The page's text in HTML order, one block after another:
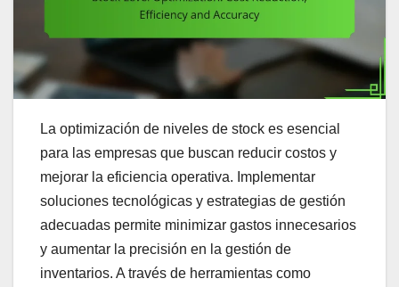
La optimización de niveles de stock es esencial
para las empresas que buscan reducir costos y
mejorar la eficiencia operativa. Implementar
soluciones tecnológicas y estrategias de gestión
adecuadas permite minimizar gastos innecesarios
y aumentar la precisión en la gestión de
inventarios. A través de herramientas como